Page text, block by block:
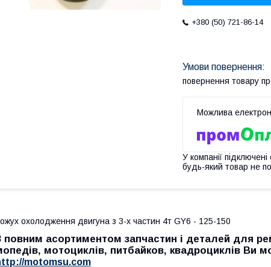
+380 (50) 721-86-14
повернення товару
У компанії
будь-який товар не
охолодження двигуна з 3-х частин 4т GY6 - 125-150
повним асортиментом запчастин і деталей для
мотоциклів, питбайков, квадроциклів Ви
motomsu.com